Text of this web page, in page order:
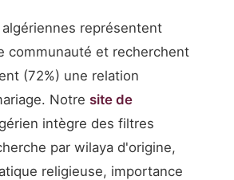
algériennes représentent
communauté et recherchent
(72%) une relation
Notre site de
intègre des filtres
par wilaya d'origine,
religieuse, importance